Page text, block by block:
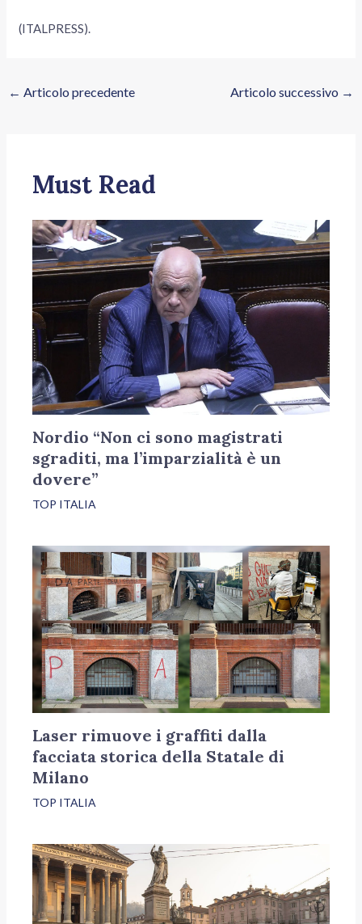
(ITALPRESS).
← Articolo precedente Articolo successivo →
Must Read
Nordio “Non ci sono magistrati
sgraditi, ma l’imparzialità è un
dovere”
TOP ITALIA
Laser rimuove i graffiti dalla
facciata storica della Statale di
Milano
TOP ITALIA